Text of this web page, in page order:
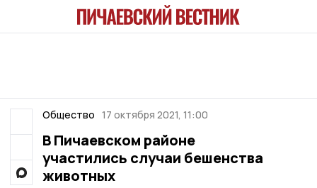
Общество 17 октября 2021, 11:00
В Пичаевском районе
участились случаи бешенства
животных